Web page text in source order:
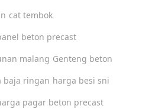
cat tembok
beton precast
malang Genteng beton
baja ringan harga besi sni
pagar beton precast